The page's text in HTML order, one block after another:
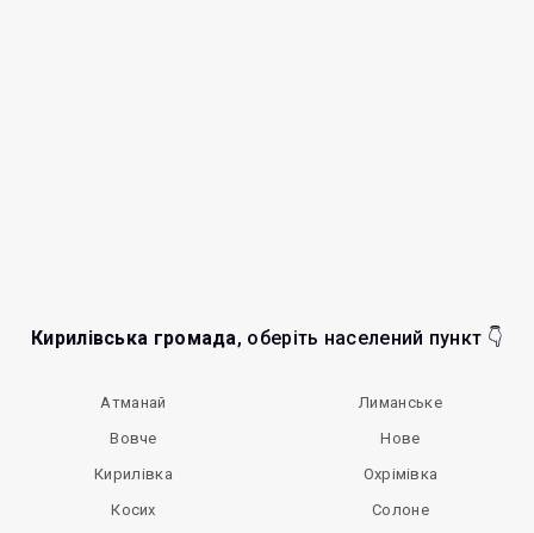
Кирилівська громада, оберіть населений пункт 👇
Атманай
Вовче
Кирилівка
Косих
Лиманське
Нове
Охрімівка
Солоне